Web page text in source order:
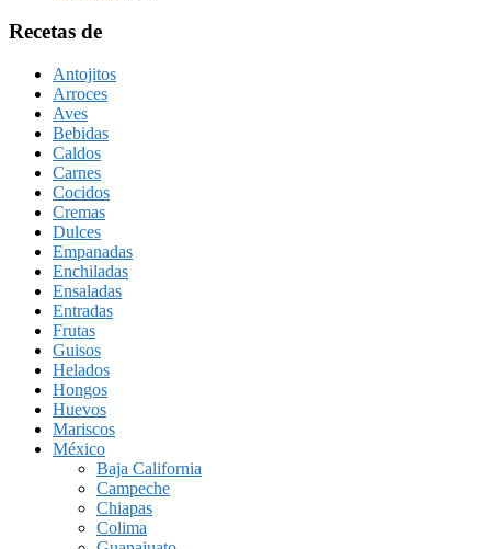
Recetas de
Antojitos
Arroces
Aves
Bebidas
Caldos
Carnes
Cocidos
Cremas
Dulces
Empanadas
Enchiladas
Ensaladas
Entradas
Frutas
Guisos
Helados
Hongos
Huevos
Mariscos
México
Baja California
Campeche
Chiapas
Colima